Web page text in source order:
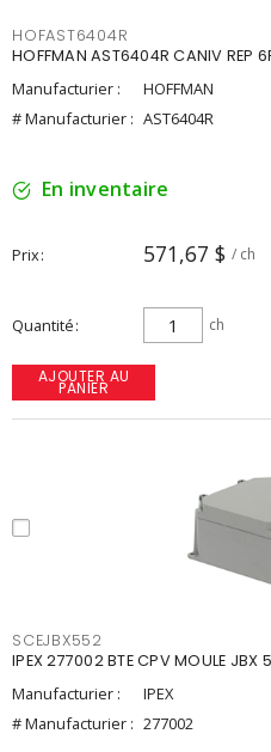
HOFAST6404R
HOFFMAN AST6404R CANIV REP
Manufacturier :
HOFFMAN
# Manufacturier : AST6404R
En inventaire
Prix 571,67 $ / ch
Quantité ch
AJOUTER AU
PANIER
SCEJBX552
IPEX 277002 BTE CPV MOULE JBX
Manufacturier :
IPEX
# Manufacturier : 277002